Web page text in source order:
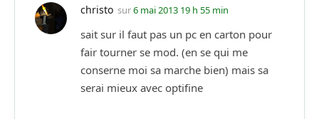
christo sur6 mai 2013 19 h 55 min
sait sur il faut pas un pc en carton pour
fair tourner se mod. (en se qui me
conserne moi sa marche bien) mais sa
serai mieux avec optifine